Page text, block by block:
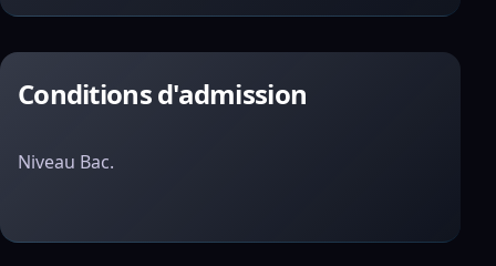
Conditions d'admission
Niveau Bac.